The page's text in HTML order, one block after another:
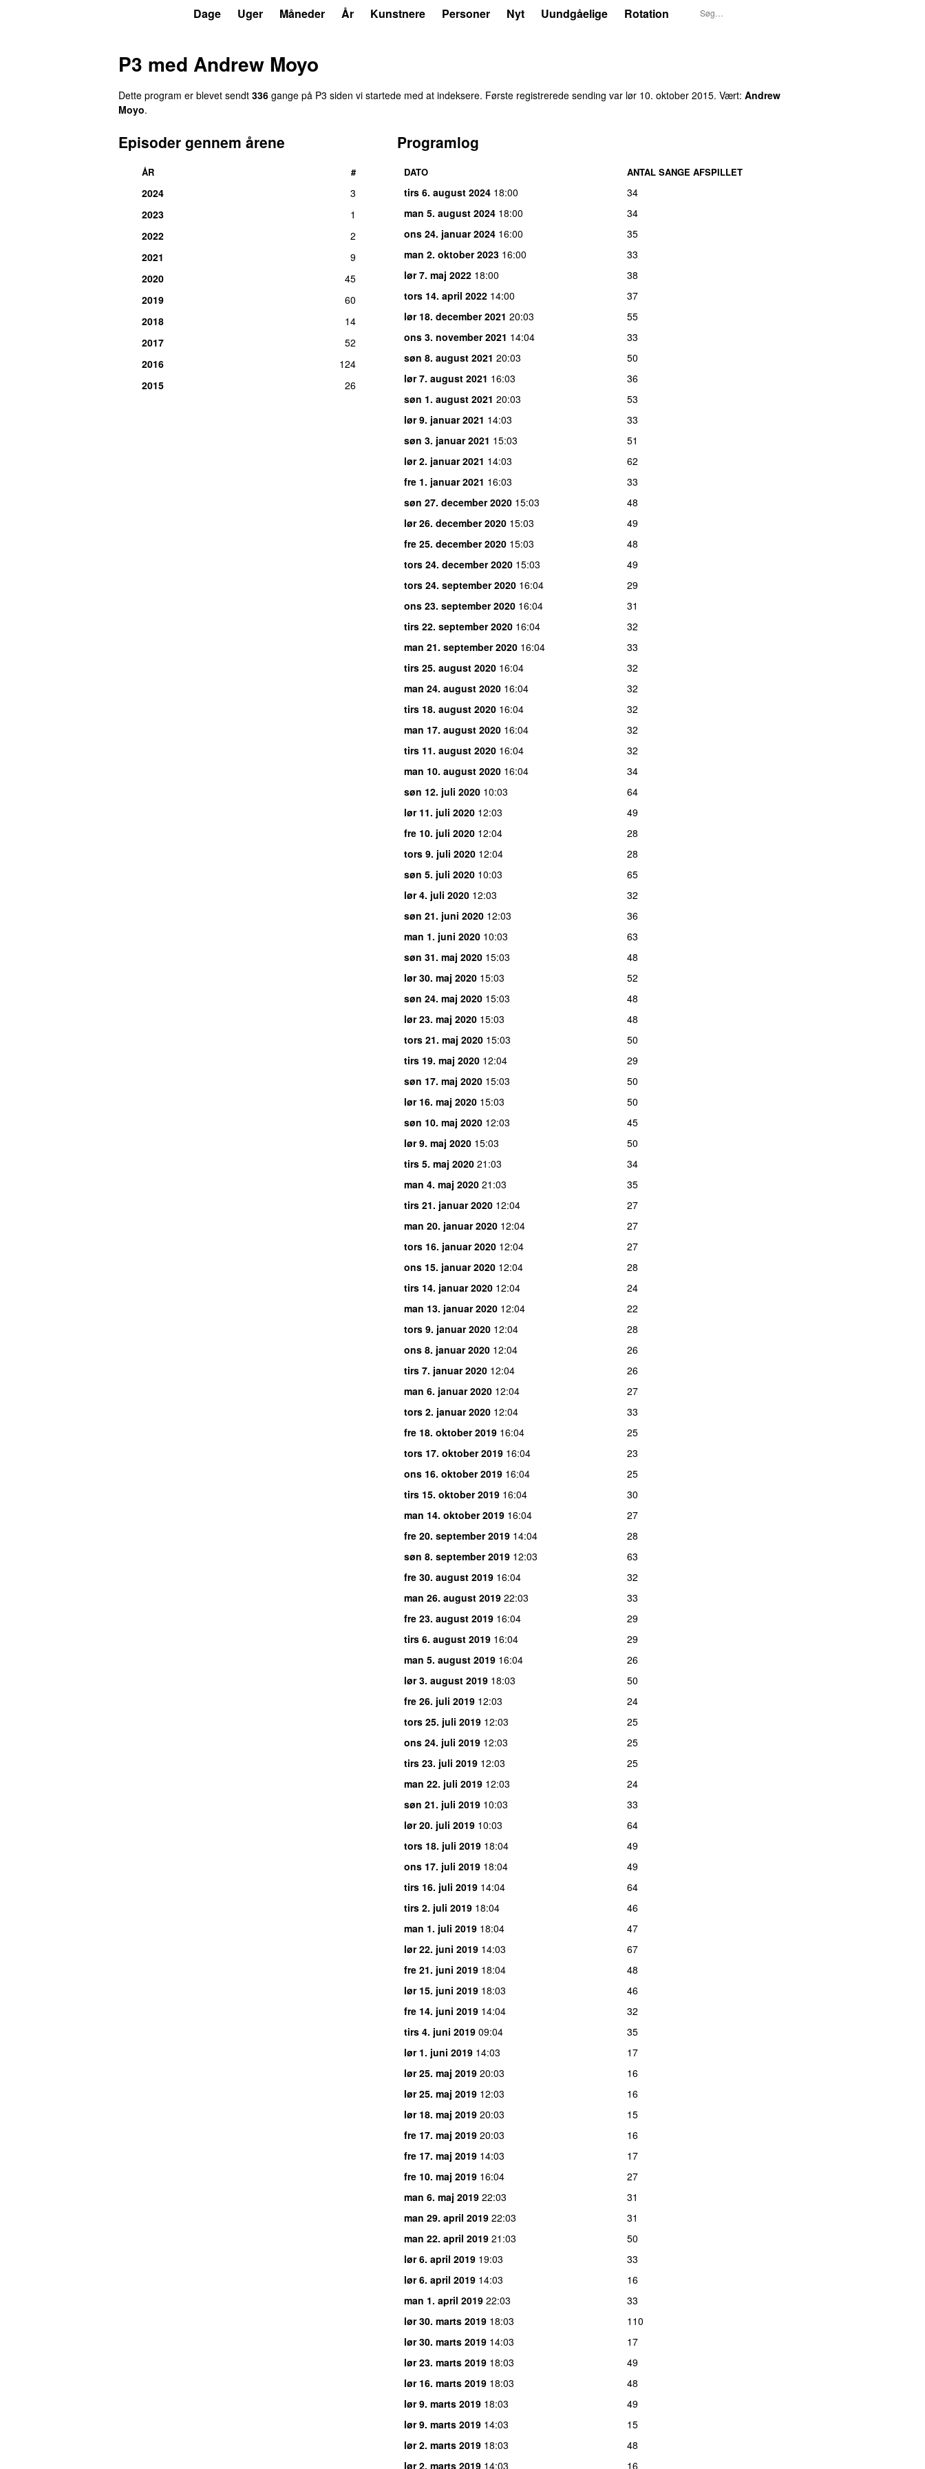
Dage Uger Måneder År Kunstnere Personer Nyt Uundgåelige Rotation
P3 med Andrew Moyo
Dette program er blevet sendt 336 gange på P3 siden vi startede med at indeksere. Første registrerede sending var lør 10. oktober 2015. Vært: Andrew
Moyo.
Episoder gennem årene
ÅR #
2024
3
2023
1
2022
2
2021
9
2020
45
2019
60
2018
14
2017
52
2016
124
2015
26
Programlog
DATO ANTAL SANGE AFSPILLET
tirs 6. august 2024 18:00
34
man 5. august 2024 18:00
34
ons 24. januar 2024 16:00
35
man 2. oktober 2023 16:00
33
lør 7. maj 2022 18:00
38
tors 14. april 2022 14:00
37
lør 18. december 2021 20:03
55
ons 3. november 2021 14:04
33
søn 8. august 2021 20:03
50
lør 7. august 2021 16:03
36
søn 1. august 2021 20:03
53
lør 9. januar 2021 14:03
33
søn 3. januar 2021 15:03
51
lør 2. januar 2021 14:03
62
fre 1. januar 2021 16:03
33
søn 27. december 2020 15:03
48
lør 26. december 2020 15:03
49
fre 25. december 2020 15:03
48
tors 24. december 2020 15:03
49
tors 24. september 2020 16:04
29
ons 23. september 2020 16:04
31
tirs 22. september 2020 16:04
32
man 21. september 2020 16:04
33
tirs 25. august 2020 16:04
32
man 24. august 2020 16:04
32
tirs 18. august 2020 16:04
32
man 17. august 2020 16:04
32
tirs 11. august 2020 16:04
32
man 10. august 2020 16:04
34
søn 12. juli 2020 10:03
64
lør 11. juli 2020 12:03
49
fre 10. juli 2020 12:04
28
tors 9. juli 2020 12:04
28
søn 5. juli 2020 10:03
65
lør 4. juli 2020 12:03
32
søn 21. juni 2020 12:03
36
man 1. juni 2020 10:03
63
søn 31. maj 2020 15:03
48
lør 30. maj 2020 15:03
52
søn 24. maj 2020 15:03
48
lør 23. maj 2020 15:03
48
tors 21. maj 2020 15:03
50
tirs 19. maj 2020 12:04
29
søn 17. maj 2020 15:03
50
lør 16. maj 2020 15:03
50
søn 10. maj 2020 12:03
45
lør 9. maj 2020 15:03
50
tirs 5. maj 2020 21:03
34
man 4. maj 2020 21:03
35
tirs 21. januar 2020 12:04
27
man 20. januar 2020 12:04
27
tors 16. januar 2020 12:04
27
ons 15. januar 2020 12:04
28
tirs 14. januar 2020 12:04
24
man 13. januar 2020 12:04
22
tors 9. januar 2020 12:04
28
ons 8. januar 2020 12:04
26
tirs 7. januar 2020 12:04
26
man 6. januar 2020 12:04
27
tors 2. januar 2020 12:04
33
fre 18. oktober 2019 16:04
25
tors 17. oktober 2019 16:04
23
ons 16. oktober 2019 16:04
25
tirs 15. oktober 2019 16:04
30
man 14. oktober 2019 16:04
27
fre 20. september 2019 14:04
28
søn 8. september 2019 12:03
63
fre 30. august 2019 16:04
32
man 26. august 2019 22:03
33
fre 23. august 2019 16:04
29
tirs 6. august 2019 16:04
29
man 5. august 2019 16:04
26
lør 3. august 2019 18:03
50
fre 26. juli 2019 12:03
24
tors 25. juli 2019 12:03
25
ons 24. juli 2019 12:03
25
tirs 23. juli 2019 12:03
25
man 22. juli 2019 12:03
24
søn 21. juli 2019 10:03
33
lør 20. juli 2019 10:03
64
tors 18. juli 2019 18:04
49
ons 17. juli 2019 18:04
49
tirs 16. juli 2019 14:04
64
tirs 2. juli 2019 18:04
46
man 1. juli 2019 18:04
47
lør 22. juni 2019 14:03
67
fre 21. juni 2019 18:04
48
lør 15. juni 2019 18:03
46
fre 14. juni 2019 14:04
32
tirs 4. juni 2019 09:04
35
lør 1. juni 2019 14:03
17
lør 25. maj 2019 20:03
16
lør 25. maj 2019 12:03
16
lør 18. maj 2019 20:03
15
fre 17. maj 2019 20:03
16
fre 17. maj 2019 14:03
17
fre 10. maj 2019 16:04
27
man 6. maj 2019 22:03
31
man 29. april 2019 22:03
31
man 22. april 2019 21:03
50
lør 6. april 2019 19:03
33
lør 6. april 2019 14:03
16
man 1. april 2019 22:03
33
lør 30. marts 2019 18:03
110
lør 30. marts 2019 14:03
17
lør 23. marts 2019 18:03
49
lør 16. marts 2019 18:03
48
lør 9. marts 2019 18:03
49
lør 9. marts 2019 14:03
15
lør 2. marts 2019 18:03
48
lør 2. marts 2019 14:03 16